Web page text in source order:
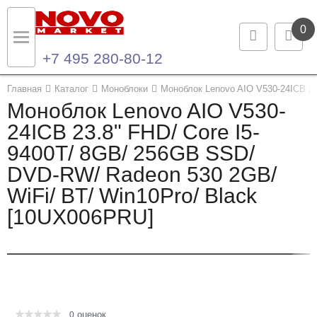
0
+7 495 280-80-12
Главная Каталог Моноблоки Моноблок Lenovo AIO V530-24ICB
Моноблок Lenovo AIO V530-
24ICB 23.8" FHD/ Core I5-
9400T/ 8GB/ 256GB SSD/
DVD-RW/ Radeon 530 2GB/
WiFi/ BT/ Win10Pro/ Black
[10UX006PRU]
0 оценок
Назад
Каталог продукции
Ноутбуки и ультрабуки
Компьютеры
Моноблоки
Назад
Контакты
Контактная информация